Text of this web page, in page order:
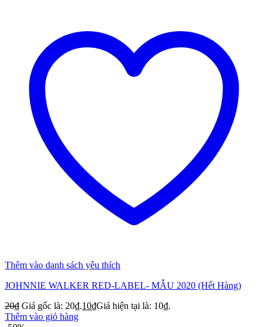
Thêm vào danh sách yêu thích
JOHNNIE WALKER RED-LABEL- MẪU 2020 (Hết Hàng)
20₫ Giá gốc là: 20₫.10₫Giá hiện tại là: 10₫.
Thêm vào giỏ hàng